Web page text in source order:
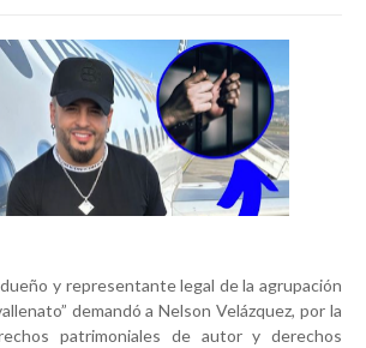
y representante legal de la agrupación
demandó a Nelson Velázquez, por la
patrimoniales de autor y derechos